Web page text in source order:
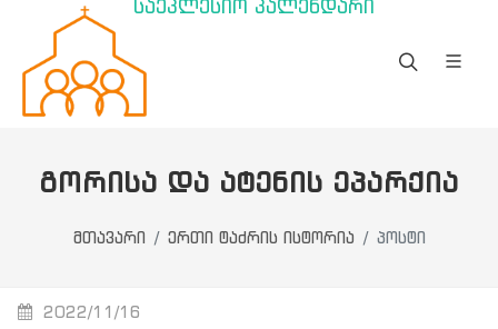
საეკლესიო კალენდარი
ᲒᲝᲠᲘᲡᲐ ᲓᲐ ᲐᲢᲔᲜᲘᲡ ᲔᲞᲐᲠᲥᲘᲐ
მთავარი ერთი ტაძრის ისტორია პოსტი
2022/11/16